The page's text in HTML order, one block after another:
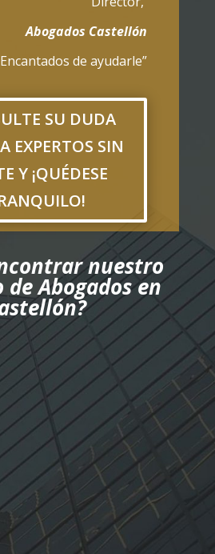
Abogados Castellón
de ayudarle”
SU DUDA
EXPERTOS SIN
Y ¡QUÉDESE
nuestro
de Abogados en